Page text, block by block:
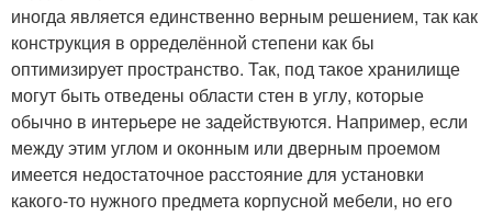
иногда является единственно верным решением, так как
конструкция в орределённой степени как бы
оптимизирует пространство. Так, под такое хранилище
могут быть отведены области стен в углу, которые
обычно в интерьере не задействуются. Например, если
между этим углом и оконным или дверным проемом
имеется недостаточное расстояние для установки
какого-то нужного предмета корпусной мебели, но его